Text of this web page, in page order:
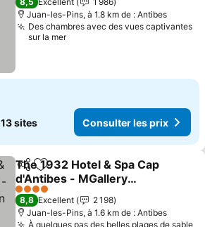
Juan-les-Pins, à 1.8 km de : Antibes
Des chambres avec des vues captivantes
sur la mer
13 sites Consulter les prix
PartagerAjouter à mes favoris
The 1932 Hotel & Spa Cap
d'Antibes - MGallery
Collection
Consulter les prix
4 Étoiles
8,8 Excellent
2 198
Juan-les-Pins, à 1.6 km de : Antibes
À quelques pas des belles plages de sable